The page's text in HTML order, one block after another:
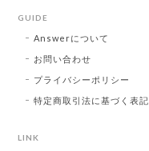
GUIDE
Answerについて
お問い合わせ
プライバシーポリシー
特定商取引法に基づく表記
LINK